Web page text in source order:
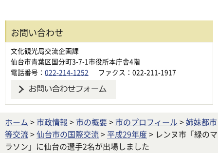
お問い合わせ
文化観光局交流企画課
仙台市青葉区国分町3-7-1市役所本庁舎4階
電話番号： 022-214-1252 ファクス：022-211-1917
ホーム >市政情報 >市の概要>市のプロフィール >姉妹都市
等交流>仙台市の国際交流> 平成29年度 > レンヌ市「緑のマ
ラソン」に仙台の選手2名が出場しました